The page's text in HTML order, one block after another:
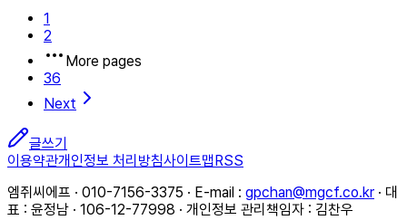
1
2
More pages
36
Next
글쓰기
이용약관개인정보 처리방침사이트맵 RSS
엠쥐씨에프 · 010-7156-3375 · E-mail : gpchan@mgcf.co.kr · 대
표 : 윤정남 · 106-12-77998 · 개인정보 관리책임자 : 김찬우